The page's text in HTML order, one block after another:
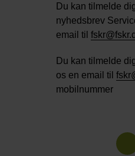
Du kan tilmelde
nyhedsbrev
email til
Du kan tilmelde
os en email til
mobilnummer